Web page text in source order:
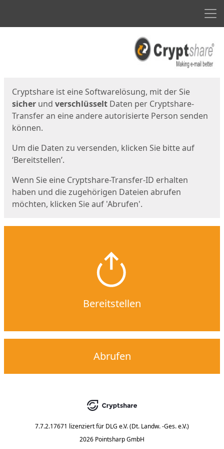
Cryptshare ist eine Softwarelösung, mit der Sie
sicher und verschlüsselt Daten per Cryptshare-
Transfer an eine andere autorisierte Person senden
können.
Um die Daten zu versenden, klicken Sie bitte auf
‘Bereitstellen’.
Wenn Sie eine Cryptshare-Transfer-ID erhalten
haben und die zugehörigen Dateien abrufen
möchten, klicken Sie auf 'Abrufen'.
Bereitstellen
Abrufen
7.7.2.17671 lizenziert für DLG e.V. (Dt. Landw. -Ges. e.V.)
2026 Pointsharp GmbH